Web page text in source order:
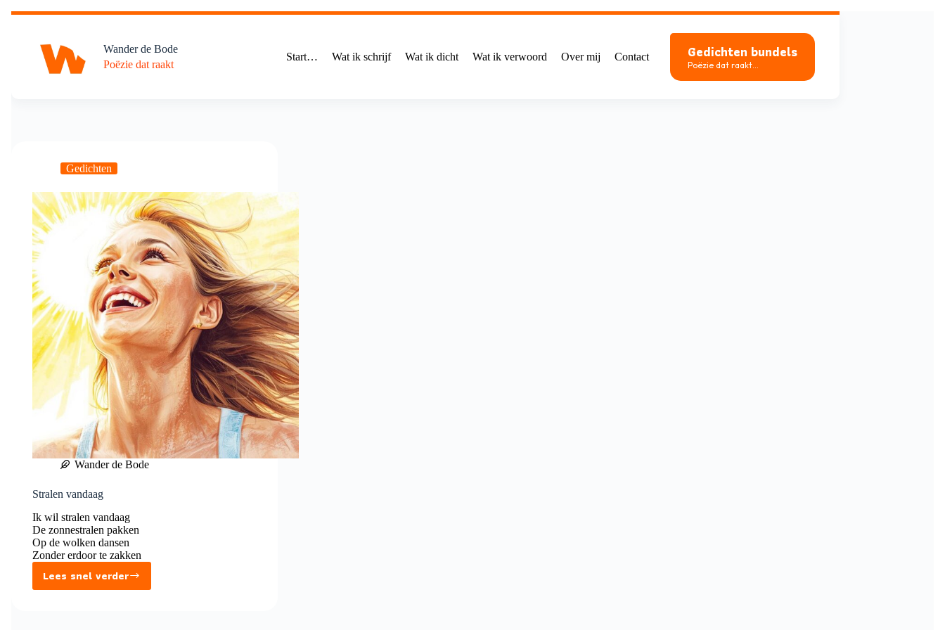
Ga
Wander de Bode
Poëzie dat raakt
Start… Wat ik schrijf Wat ik dicht Wat ik verwoord Over mij Contact Gedichten bundels
Poëzie dat raakt...
Gedichten
Wander de Bode
Stralen vandaag
Ik wil stralen vandaag
De zonnestralen pakken
Op de wolken dansen
Zonder erdoor te zakken
Lees snel verder
Stralen